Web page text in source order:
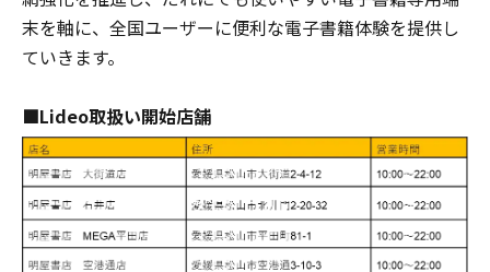
末を軸に、全国ユーザーに便利な電子書籍体験を提供し
ていきます。
■Lideo取扱い開始店舗